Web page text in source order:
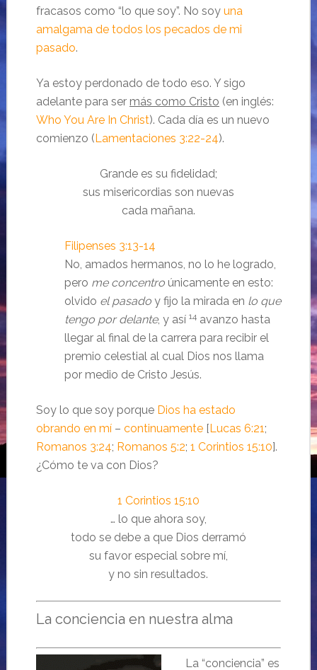
fracasos como “lo que soy”. No soy una
amalgama de todos los pecados de mi
pasado.
Ya estoy perdonado de todo eso. Y sigo
adelante para ser más como Cristo (en inglés:
Who You Are In Christ). Cada día es un nuevo
comienzo (Lamentaciones 3:22-24).
Grande es su fidelidad;
sus misericordias son nuevas
cada mañana.
Filipenses 3:13-14
No, amados hermanos, no lo he logrado,
pero me concentroúnicamente en esto:
olvido el pasadoy fijo la mirada en lo que
tengo por delante, y así 14avanzo hasta
llegar al final de la carrera para recibir el
premio celestial al cual Dios nos llama
por medio de Cristo Jesús.
Soy lo que soy porque Dios ha estado
obrando en mí– continuamente[Lucas 6:21;
Romanos 3:24; Romanos 5:2; 1 Corintios 15:10].
¿Cómo te va con Dios?
1 Corintios 15:10
… lo que ahora soy,
todo se debe a que Dios derramó
su favor especial sobre mí,
y no sin resultados.
La conciencia en nuestra alma
La “conciencia” es